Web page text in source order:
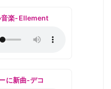
音楽-Ellement
に新曲-デコ